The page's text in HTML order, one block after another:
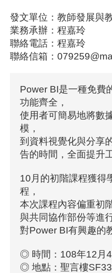
發文單位：教師發展與
業務承辦：程嘉玲
聯絡電話：程嘉玲
聯絡信箱：
Power BI是一種免費
功能齊全，
使用者可簡易地將數
模，
到資料視覺化與分享
告的時間，全面提升
10月的初階課程獲得
程，
本次課程內容偏重初
與共同協作部份等進
對Power BI有興趣的
◎ 時間：108年12月
◎ 地點：聖言樓